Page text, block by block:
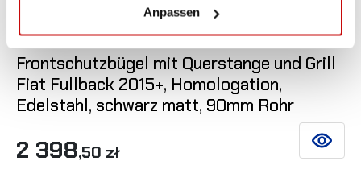
Anpassen
Frontschutzbügel mit Querstange und Grill
Fiat Fullback 2015+, Homologation,
Edelstahl, schwarz matt, 90mm Rohr
2 398,50 zł SIEHE